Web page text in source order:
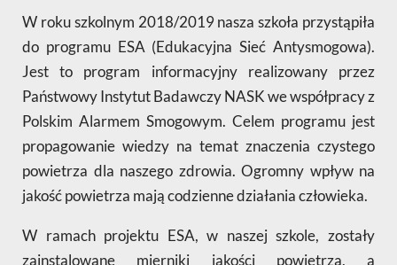
W roku szkolnym 2018/2019 nasza szkoła przystąpiła
do programu ESA (Edukacyjna Sieć Antysmogowa).
Jest to program informacyjny realizowany przez
Państwowy Instytut Badawczy NASK we współpracy z
Polskim Alarmem Smogowym. Celem programu jest
propagowanie wiedzy na temat znaczenia czystego
powietrza dla naszego zdrowia. Ogromny wpływ na
jakość powietrza mają codzienne działania człowieka.
W ramach projektu ESA, w naszej szkole, zostały
zainstalowane mierniki jakości powietrza, a